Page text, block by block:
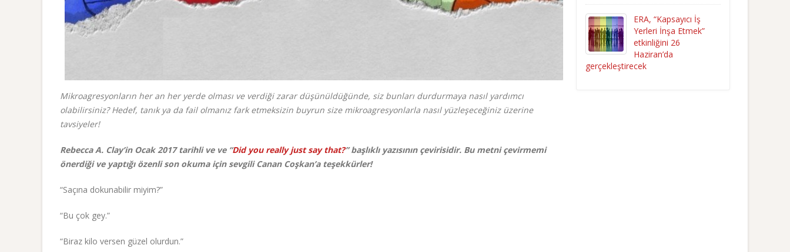
Mikroagresyonların her an her yerde olması ve verdiği zarar düşünüldüğünde, siz bunları durdurmaya nasıl yardımcı
olabilirsiniz? Hedef, tanık ya da fail olmanız fark etmeksizin buyrun size mikroagresyonlarla nasıl yüzleşeceğiniz üzerine
tavsiyeler!
Rebecca A. Clay’in Ocak 2017 tarihli ve ve “Did you really just say that?” başlıklı yazısının çevirisidir. Bu metni çevirmemi
önerdiği ve yaptığı özenli son okuma için sevgili Canan Coşkan’a teşekkürler!
“Saçına dokunabilir miyim?”
“Bu çok gey.”
“Biraz kilo versen güzel olurdun.”
ERA, “Kapsayıcı İş
Yerleri İnşa Etmek”
etkinliğini 26
Haziran’da
gerçekleştirecek